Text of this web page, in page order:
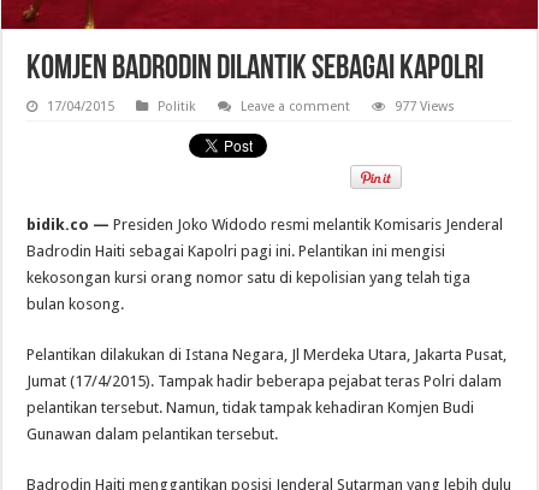
Komjen Badrodin Dilantik sebagai Kapolri
17/04/2015 Politik Leave a comment 977 Views
bidik.co — Presiden Joko Widodo resmi melantik Komisaris Jenderal
Badrodin Haiti sebagai Kapolri pagi ini. Pelantikan ini mengisi
kekosongan kursi orang nomor satu di kepolisian yang telah tiga
bulan kosong.
Pelantikan dilakukan di Istana Negara, Jl Merdeka Utara, Jakarta Pusat,
Jumat (17/4/2015). Tampak hadir beberapa pejabat teras Polri dalam
pelantikan tersebut. Namun, tidak tampak kehadiran Komjen Budi
Gunawan dalam pelantikan tersebut.
Badrodin Haiti menggantikan posisi Jenderal Sutarman yang lebih dulu